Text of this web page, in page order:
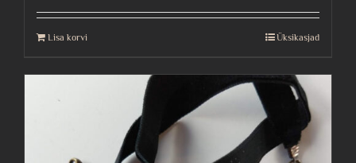
Lisa korvi Üksikasjad